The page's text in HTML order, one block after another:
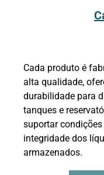
Cada produto é
alta qualidade,
durabilidade para
tanques e
suportar
integridade dos
armazenados.